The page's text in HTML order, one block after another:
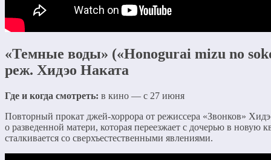
«Темные воды» («Honogurai mizu no
реж. Хидэо Наката
Где и когда смотреть: в кино — с 27 июня
Повторный прокат джей-хоррора от режиссера «Звонков»
о разведенной матери, которая переезжает с дочерью в новую
сталкивается со сверхъестественными явлениями.